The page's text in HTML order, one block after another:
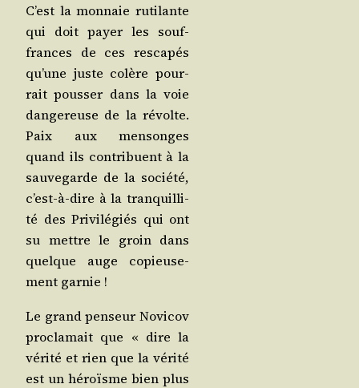
C’est la mon­naie ruti­lante
qui doit payer les souf­
frances de ces res­ca­pés
qu’une juste colère pour­
rait pous­ser dans la voie
dan­ge­reuse de la révolte.
Paix aux men­songes
quand ils contri­buent à la
sau­ve­garde de la socié­té,
c’est-à-dire à la tran­quilli­
té des Pri­vi­lé­giés qui ont
su mettre le groin dans
quelque auge copieu­se­
ment garnie !
Le grand pen­seur Novi­cov
pro­cla­mait que « dire la
véri­té et rien que la véri­té
est un héroïsme bien plus